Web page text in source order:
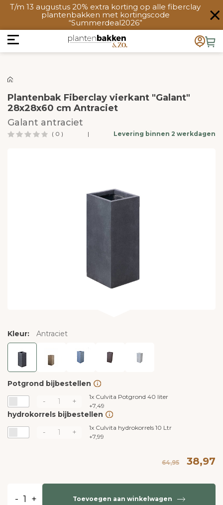
T/m 13 augustus 20% extra korting op alle fiberclay
plantenbakken met kortingscode
“Summerdeal2026”
Plantenbak Fiberclay vierkant "Galant"
28x28x60 cm Antraciet
Galant antraciet
( 0 ) | Levering binnen 2 werkdagen
Kleur: Antraciet
Potgrond bijbestellen
-
+ 1x Culvita Potgrond 40 liter
+7,49
hydrokorrels bijbestellen
-
+ 1x Culvita hydrokorrels 10 Ltr
+7,99
64,95 38,97
- + Toevoegen aan winkelwagen